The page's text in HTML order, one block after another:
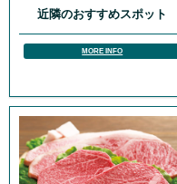
近隣のおすすめスポット
MORE INFO